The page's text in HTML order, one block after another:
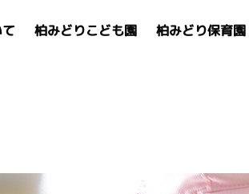
柏みどりこども園 柏みどり保育園